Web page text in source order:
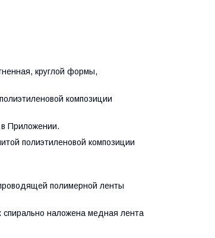
круглой формы,
композиции
Приложении.
полиэтиленовой композиции
полимерной ленты
наложена медная лента